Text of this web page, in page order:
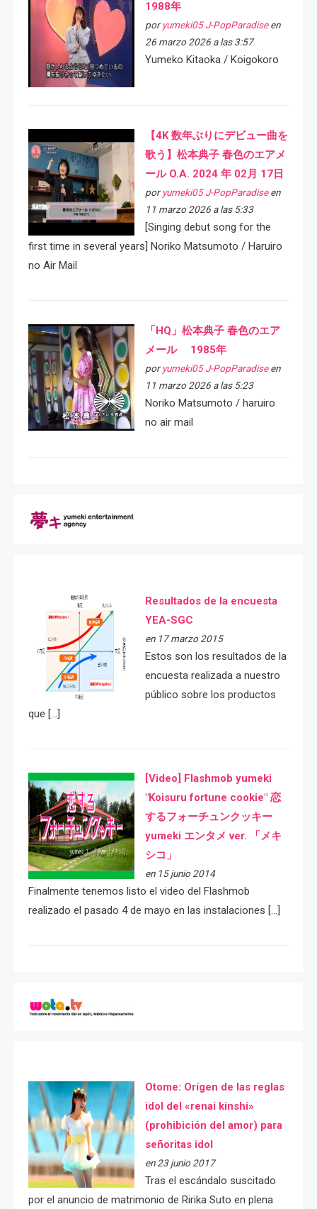
1988年
por yumeki05 J-PopParadiseen
26 marzo 2026 a las 3:57
Yumeko Kitaoka / Koigokoro
【4K 数年ぶりにデビュー曲を
歌う】松本典子 春色のエアメ
ール O.A. 2024 年 02月 17日
por yumeki05 J-PopParadiseen
11 marzo 2026 a las 5:33
[Singing debut song for the
first time in several years] Noriko Matsumoto / Haruiro
no Air Mail
「HQ」松本典子 春色のエア
メール 1985年
por yumeki05 J-PopParadiseen
11 marzo 2026 a las 5:23
Noriko Matsumoto / haruiro
no air mail
Resultados de la encuesta
YEA-SGC
en 17 marzo 2015
Estos son los resultados de la
encuesta realizada a nuestro
público sobre los productos
que […]
[Video] Flashmob yumeki
"Koisuru fortune cookie" 恋
するフォーチュンクッキー
yumeki エンタメ ver. 「メキ
シコ」
en 15 junio 2014
Finalmente tenemos listo el video del Flashmob
realizado el pasado 4 de mayo en las instalaciones […]
Otome: Orígen de las reglas
idol del «renai kinshi»
(prohibición del amor) para
señoritas idol
en 23 junio 2017
Tras el escándalo suscitado
por el anuncio de matrimonio de Ririka Suto en plena